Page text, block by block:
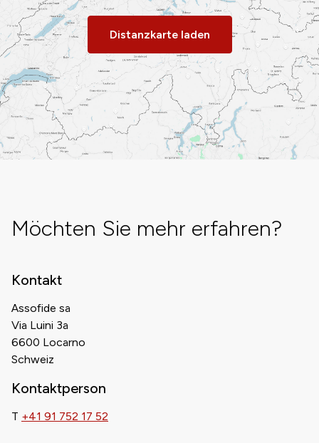
Distanzkarte laden
Möchten Sie mehr erfahren?
Kontakt
Assofide sa
Via Luini 3a
6600 Locarno
Schweiz
Kontaktperson
T +41 91 752 17 52